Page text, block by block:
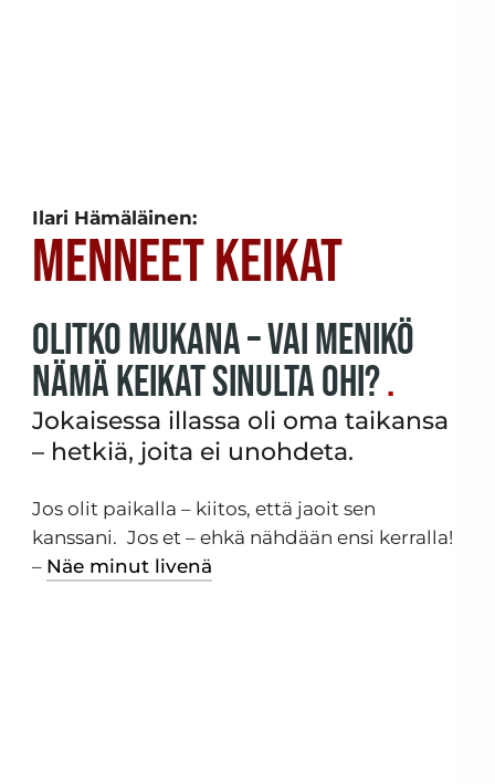
Ilari Hämäläinen:
Menneet keikat
Olitko mukana – vai menikö
nämä keikat sinulta ohi?
Jokaisessa illassa oli oma taikansa
– hetkiä, joita ei unohdeta.
Jos olit paikalla – kiitos, että jaoit sen
kanssani. Jos et – ehkä nähdään ensi kerralla!
– Näe minut livenä